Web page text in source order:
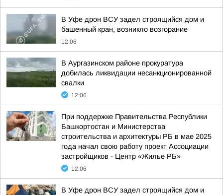
В Уфе дрон ВСУ задел строящийся дом и
башенный кран, возникло возгорание
12:06
В Аургазинском районе прокуратура
добилась ликвидации несанкционированной
свалки
12:06
При поддержке Правительства Республики
Башкортостан и Министерства
строительства и архитектуры РБ в мае 2025
года начал свою работу проект Ассоциации
застройщиков - Центр «Жилье РБ»
12:06
В Уфе дрон ВСУ задел строящийся дом и